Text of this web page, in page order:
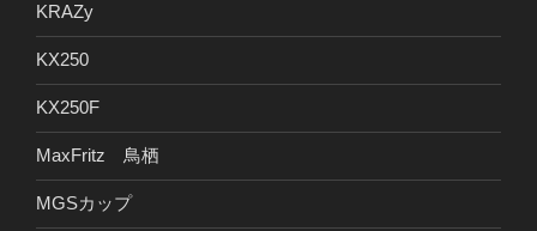
KRAZy
KX250
KX250F
MaxFritz 鳥栖
MGSカップ